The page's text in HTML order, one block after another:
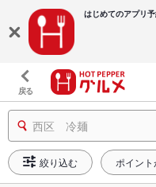
はじめてのアプリ
戻る
西区 冷麺
絞り込む ポイン